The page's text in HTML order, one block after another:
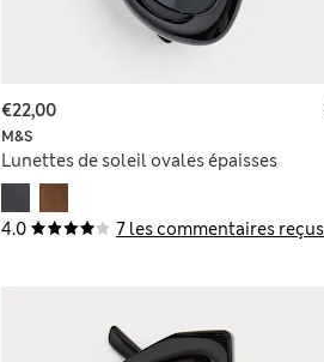
4.0 7 les commentaires reçus
M&S
Lunettes de soleil ovales épaisses
€22,00